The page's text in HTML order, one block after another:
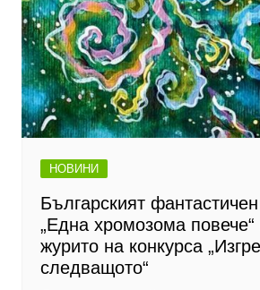
НОВИНИ
Българският
„Една хромозома повече“
журито на конкурса
следващото“